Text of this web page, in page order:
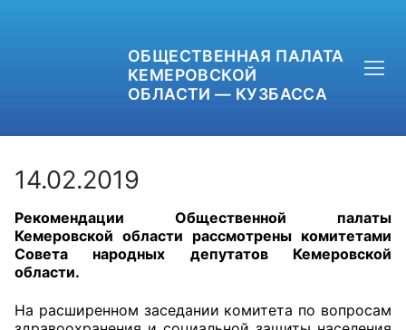
ОБЩЕСТВЕННАЯ ПАЛАТА
КЕМЕРОВСКОЙ
ОБЛАСТИ — КУЗБАССА
+7 (3842) 58-82-40
ОБРАТНАЯ СВЯЗЬ
14.02.2019
Рекомендации Общественной палаты
Кемеровской области рассмотрены комитетами
Совета народных депутатов Кемеровской
области.
На расширенном заседании комитета по вопросам